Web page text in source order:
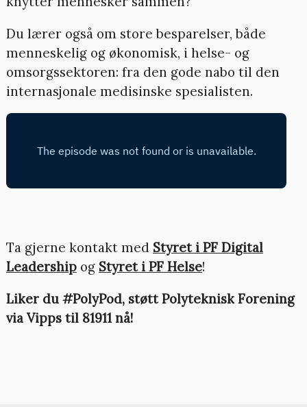
Du lærer også om store besparelser, både
menneskelig og økonomisk, i helse- og
omsorgssektoren: fra den gode nabo til den
internasjonale medisinske spesialisten.
Ta gjerne kontakt med Styret i PF Digital
Leadershipog Styret i PF Helse!
Liker du #PolyPod, støtt Polyteknisk Forening
via Vipps til 81911 nå!